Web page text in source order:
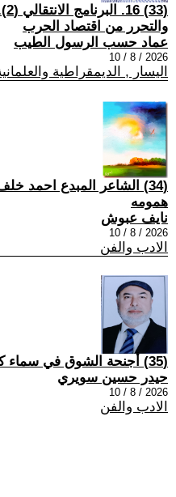
والتحرر من اقتصاد الحرب
عماد حسب الرسول الطيب
2026 / 8 / 10
اليسار , الديمقراطية
(34) الشاعر المبدع احمد
همومه
نايف عبوش
2026 / 8 / 10
الادب والفن
(35) أجنحة الشوق في سماء كربلاء
حيدر حسين سويري
2026 / 8 / 10
الادب والفن